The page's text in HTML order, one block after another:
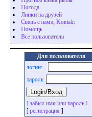
Погода
Линки на друзей
Связь с нами, Kontakt
Помощь
Все пользователи
Для пользователя
логин:
пароль:
[ забыл имя или пароль ]
[ регистрация ]